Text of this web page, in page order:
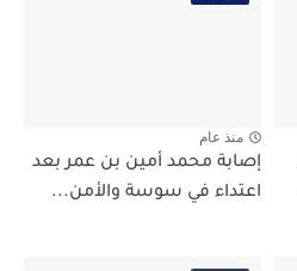
منذ عام
إصابة محمد أمين بن عمر بعد
اعتداء في سوسة والأمن...